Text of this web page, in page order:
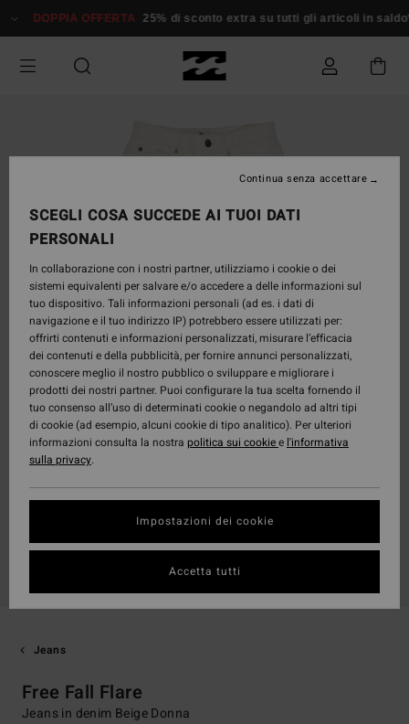
alle
prodotto
DOPPIA OFFERTA 25% di sconto extra su tutti gli articoli in saldo*
Jeans
Free Fall Flare
Jeans in denim Beige Donna
SCEGLI COSA SUCCEDE AI TUOI DATI
PERSONALI
In collaborazione con i nostri partner, utilizziamo i cookie o dei
sistemi equivalenti per salvare e/o accedere a delle informazioni sul
tuo dispositivo. Tali informazioni personali (ad es. i dati di
navigazione e il tuo indirizzo IP) potrebbero essere utilizzati per:
offrirti contenuti e informazioni personalizzati, misurare l’efficacia
dei contenuti e della pubblicità, per fornire annunci personalizzati,
conoscere meglio il nostro pubblico o sviluppare e migliorare i
prodotti dei nostri partner. Puoi configurare la tua scelta fornendo il
tuo consenso all’uso di determinati cookie o negandolo ad altri tipi
di cookie (ad esempio, alcuni cookie di tipo analitico). Per ulteriori
informazioni consulta la nostra politica sui cookiee l'informativa
sulla privacy.
Impostazioni dei cookie
Continua senza accettare
Accetta tutti